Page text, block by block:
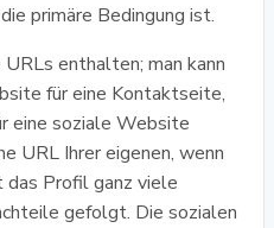
primäre Bedingung ist.
enthalten; man kann
für eine Kontaktseite,
eine soziale Website
URL Ihrer eigenen, wenn
das Profil ganz viele
gefolgt. Die sozialen